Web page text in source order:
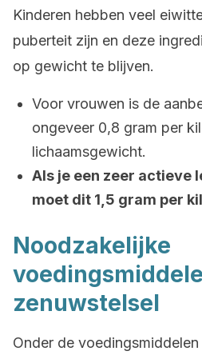
Kinderen hebben veel
puberteit zijn en deze
op gewicht te blijven.
Voor vrouwen is de
ongeveer 0,8 gram per
lichaamsgewicht.
Als je een zeer actieve
moet dit 1,5 gram per
Noodzakelijke
zenuwstelsel
Onder de